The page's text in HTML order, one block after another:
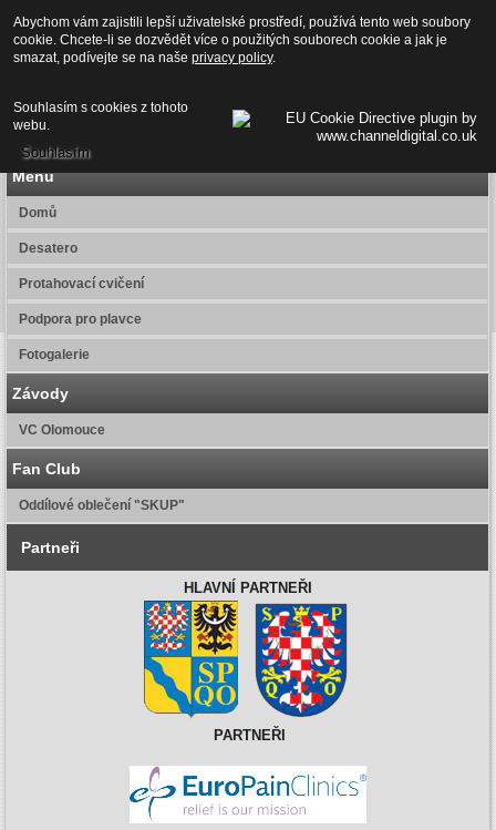
PLAVÁNÍ OLOMOUC
SK UP OLOMOUC
Menu
Domů
Desatero
Protahovací cvičení
Podpora pro plavce
Fotogalerie
Závody
VC Olomouce
Fan Club
Oddílové oblečení "SKUP"
Partneři
HLAVNÍ PARTNEŘI
PARTNEŘI
Abychom vám zajistili lepší uživatelské prostředí, používá tento web soubory
cookie. Chcete-li se dozvědět více o použitých souborech cookie a jak je
smazat, podívejte se na naše privacy policy.
Souhlasím s cookies z tohoto
webu.
Souhlasím